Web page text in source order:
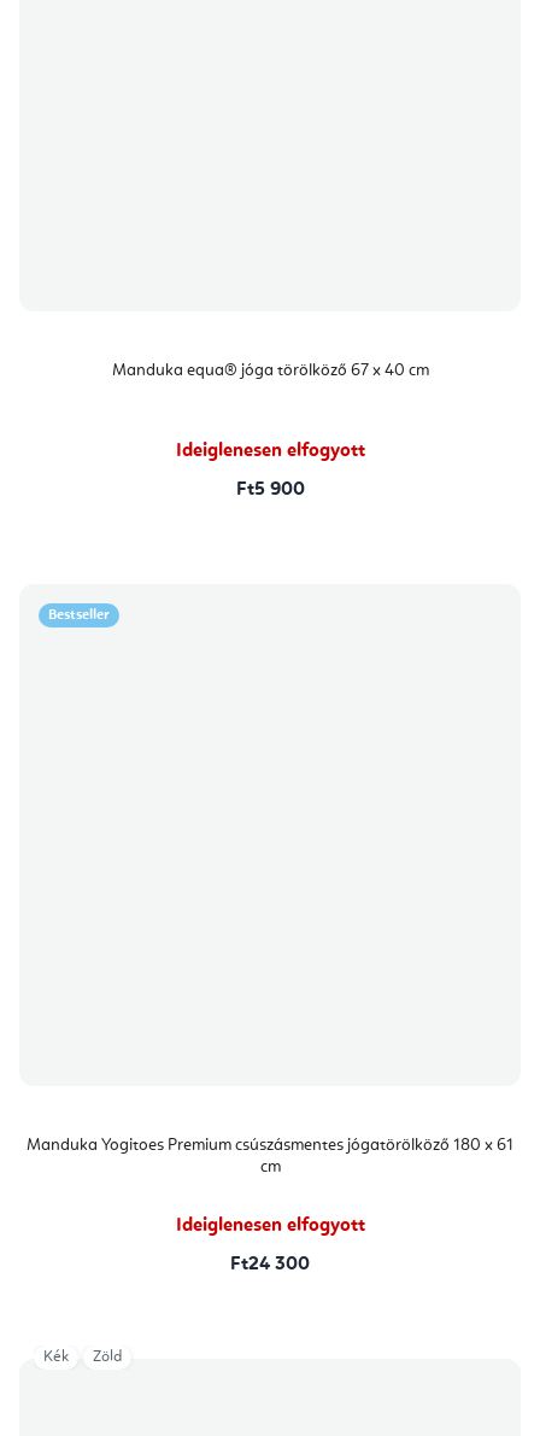
Manduka equa® jóga törölköző 67 x 40 cm
Ideiglenesen elfogyott
Ft5 900
Bestseller
Manduka Yogitoes Premium csúszásmentes jógatörölköző 180 x 61
cm
Ideiglenesen elfogyott
Ft24 300
Kék Zöld